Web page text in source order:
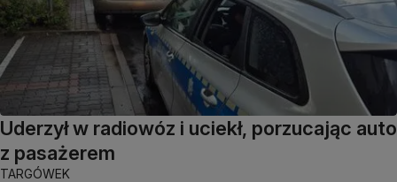
Uderzył w radiowóz i uciekł, porzucając auto
z pasażerem
TARGÓWEK